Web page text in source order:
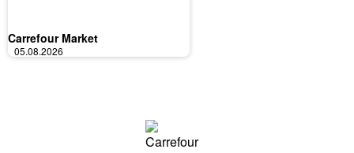
Carrefour Market
05.08.2026